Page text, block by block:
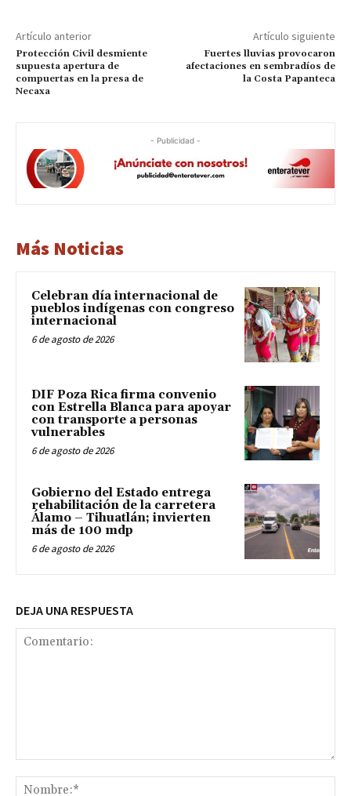
Artículo anterior
Protección Civil desmiente
supuesta apertura de
compuertas en la presa de
Necaxa
Artículo siguiente
Fuertes lluvias provocaron
afectaciones en sembradíos de
la Costa Papanteca
- Publicidad -
Más Noticias
Celebran día internacional de
pueblos indígenas con congreso
internacional
6 de agosto de 2026
DIF Poza Rica firma convenio
con Estrella Blanca para apoyar
con transporte a personas
vulnerables
6 de agosto de 2026
Gobierno del Estado entrega
rehabilitación de la carretera
Álamo – Tihuatlán; invierten
más de 100 mdp
6 de agosto de 2026
DEJA UNA RESPUESTA